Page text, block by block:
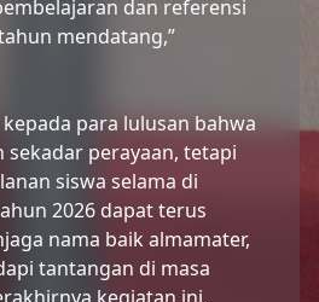
dan referensi
mendatang,”
para lulusan bahwa
sekadar perayaan, tetapi
siswa selama di
2026 dapat terus
nama baik almamater,
tantangan di masa